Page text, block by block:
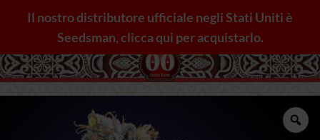
Il nostro distributore ufficiale negli Stati Uniti è
Seedsman, clicca qui per acquistarlo.